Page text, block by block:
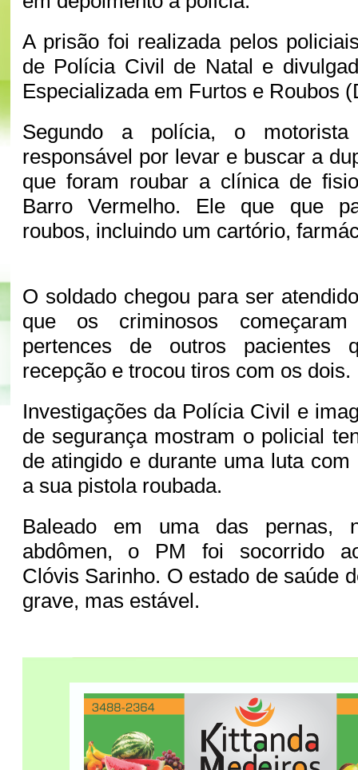
A prisão foi realizada pelos
de Polícia Civil de Natal e
Especializada em Furtos e Roubos
Segundo a polícia, o
responsável por levar e buscar a
que foram roubar a clínica de
Barro Vermelho. Ele que que
roubos, incluindo um cartório,
O soldado chegou para ser
que os criminosos
pertences de outros pacientes
recepção e trocou tiros com os dois.
Investigações da Polícia Civil e
de segurança mostram o policial
de atingido e durante uma luta
a sua pistola roubada.
Baleado em uma das pernas,
abdômen, o PM foi socorrido
Clóvis Sarinho. O estado de saúde
grave, mas estável.